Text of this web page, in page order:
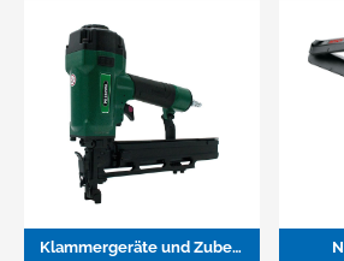
Klammergeräte und Zubehör